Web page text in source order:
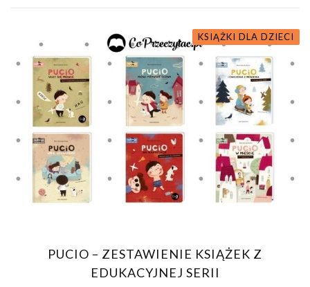
KSIĄŻKI DLA DZIECI
PUCIO – ZESTAWIENIE KSIĄŻEK Z
EDUKACYJNEJ SERII